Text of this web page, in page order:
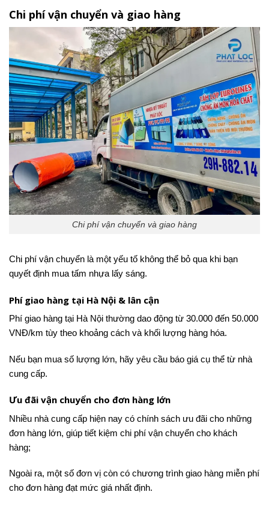
Chi phí vận chuyển và giao hàng
Chi phí vận chuyển và giao hàng
Chi phí vận chuyển là một yếu tố không thể bỏ qua khi bạn
quyết định mua tấm nhựa lấy sáng.
Phí giao hàng tại Hà Nội & lân cận
Phí giao hàng tại Hà Nội thường dao động từ 30.000 đến 50.000
VNĐ/km tùy theo khoảng cách và khối lượng hàng hóa.
Nếu bạn mua số lượng lớn, hãy yêu cầu báo giá cụ thể từ nhà
cung cấp.
Ưu đãi vận chuyển cho đơn hàng lớn
Nhiều nhà cung cấp hiện nay có chính sách ưu đãi cho những
đơn hàng lớn, giúp tiết kiệm chi phí vận chuyển cho khách
hàng;
Ngoài ra, một số đơn vị còn có chương trình giao hàng miễn phí
cho đơn hàng đạt mức giá nhất định.